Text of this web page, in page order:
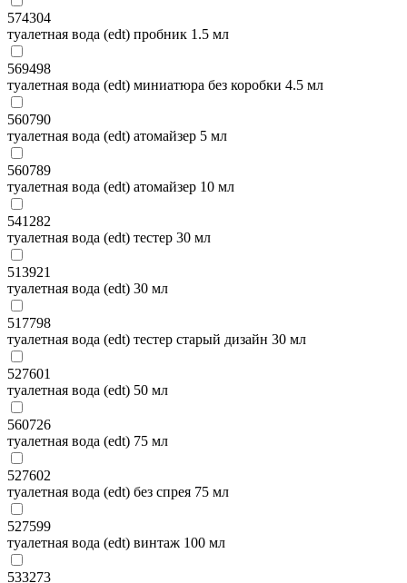
574304
туалетная вода (edt) пробник 1.5 мл
569498
туалетная вода (edt) миниатюра без коробки 4.5 мл
560790
туалетная вода (edt) атомайзер 5 мл
560789
туалетная вода (edt) атомайзер 10 мл
541282
туалетная вода (edt) тестер 30 мл
513921
туалетная вода (edt) 30 мл
517798
туалетная вода (edt) тестер старый дизайн 30 мл
527601
туалетная вода (edt) 50 мл
560726
туалетная вода (edt) 75 мл
527602
туалетная вода (edt) без спрея 75 мл
527599
туалетная вода (edt) винтаж 100 мл
533273